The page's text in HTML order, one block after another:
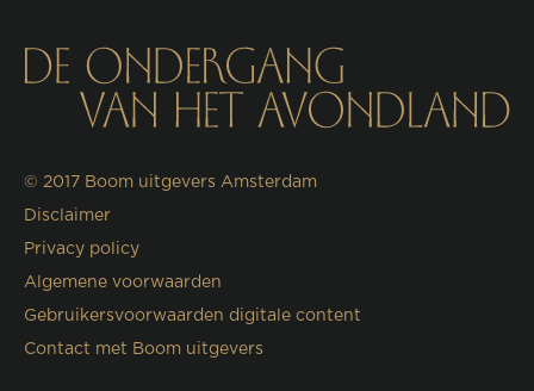
© 2017 Boom uitgevers Amsterdam
Disclaimer
Privacy policy
Algemene voorwaarden
Gebruikersvoorwaarden digitale content
Contact met Boom uitgevers